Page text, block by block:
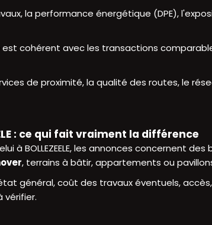
la performance énergétique (DPE),
est cohérent avec les transactions
de proximité, la qualité des routes, le
: ce qui fait vraiment la différence
à BOLLEZEELE, les annonces concernent
, terrains à bâtir, appartements ou
général, coût des travaux éventuels,
vérifier.